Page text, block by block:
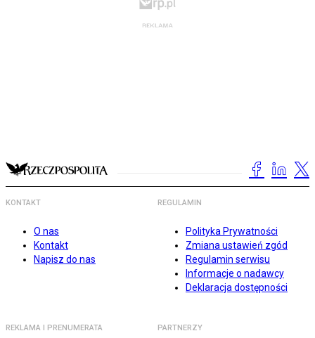
KONTAKT
O nas
Kontakt
Napisz do nas
REGULAMIN
Polityka Prywatności
Zmiana ustawień zgód
Regulamin serwisu
Informacje o nadawcy
Deklaracja dostępności
REKLAMA I PRENUMERATA PARTNERZY